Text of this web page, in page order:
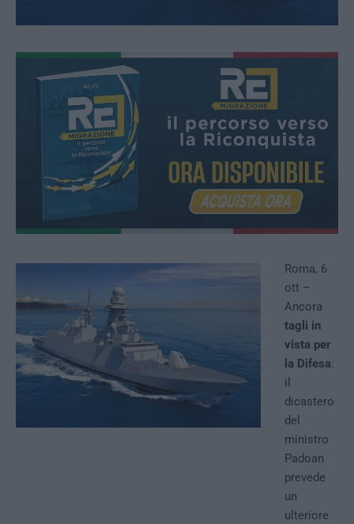
Roma, 6
ott –
Ancora
tagli in
vista per
la Difesa:
il
dicastero
del
ministro
Padoan
prevede
un
ulteriore